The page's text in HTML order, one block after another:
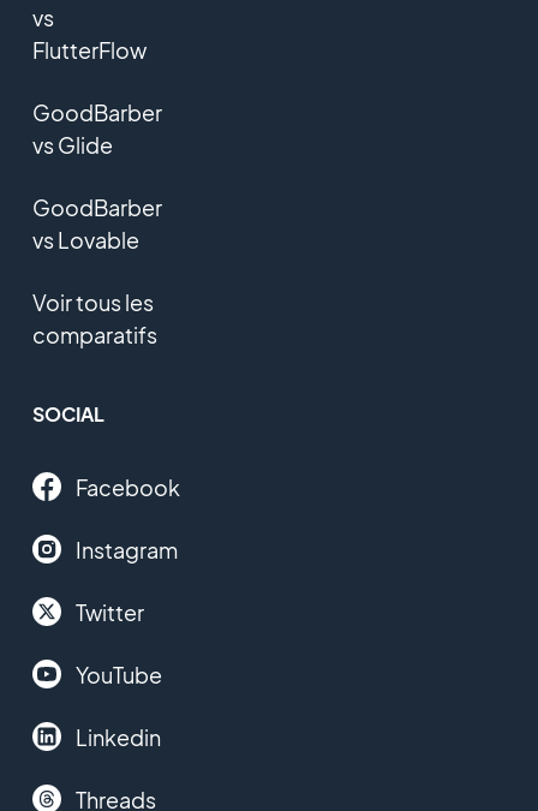
vs
FlutterFlow
GoodBarber
vs Glide
GoodBarber
vs Lovable
Voir tous les
comparatifs
SOCIAL
Facebook
Instagram
Twitter
YouTube
Linkedin
Threads